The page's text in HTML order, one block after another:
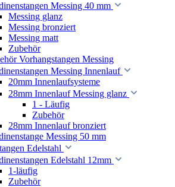
Messing 40 mm
Messing glanz
Messing bronziert
Messing matt
Zubehör
Vorhangstangen Messing
Messing Innenlauf
20mm Innenlaufsysteme
28mm Innenlauf Messing glanz
1 - Läufig
Zubehör
28mm Innenlauf bronziert
Messing 50 mm
Edelstahl
Edelstahl 12mm
1-läufig
Zubehör